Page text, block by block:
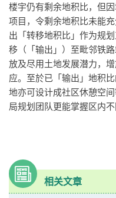
楼宇仍有剩余地积比，但
项目，令剩余地积比未能
出「转移地积比」作为规
移（「输出」）至毗邻铁
放及尽用土地发展潜力，
应。至於已「输出」地积
地亦可设计成社区休憩空
局规划团队更能掌握区内
相关文章